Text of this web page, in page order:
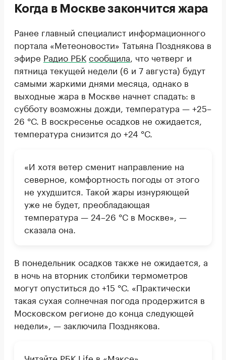
Когда в Москве закончится жара
Ранее главный специалист информационного
портала «Метеоновости» Татьяна Позднякова в
эфире Радио РБКсообщила , что четверг и
пятница текущей недели (6 и 7 августа) будут
самыми жаркими днями месяца, однако в
выходные жара в Москве начнет спадать: в
субботу возможны дожди, температура — +25–
26 °С. В воскресенье осадков не ожидается,
температура снизится до +24 °С.
«И хотя ветер сменит направление на
северное, комфортность погоды от этого
не ухудшится. Такой жары изнуряющей
уже не будет, преобладающая
температура — 24–26 °С в Москве», —
сказала она.
В понедельник осадков также не ожидается, а
в ночь на вторник столбики термометров
могут опуститься до +15 °С. «Практически
такая сухая солнечная погода продержится в
Московском регионе до конца следующей
недели», — заключила Позднякова.
Читайте РБК Life в «Максе»